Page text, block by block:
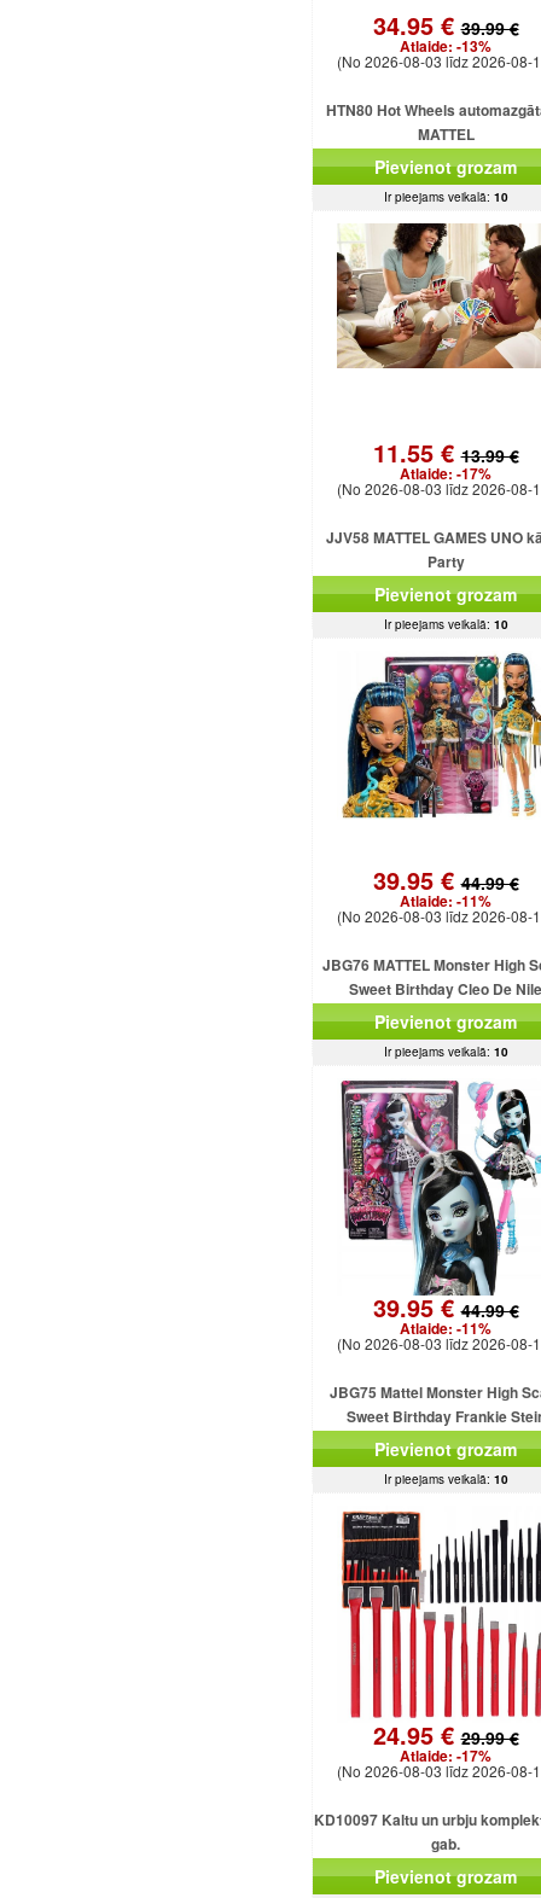
34.95 €39.99 €
Atlaide: -13%
(No 2026-08-03 līdz 2026-08-
HTN80 Hot Wheels
MATTEL
Pievienot grozam
Ir pieejams veikalā: 10
11.55 €13.99 €
Atlaide: -17%
(No 2026-08-03 līdz 2026-08-
JJV58 MATTEL GAMES UNO
Party
Pievienot grozam
Ir pieejams veikalā: 10
39.95 €44.99 €
Atlaide: -11%
(No 2026-08-03 līdz 2026-08-
JBG76 MATTEL Monster High
Sweet Birthday Cleo De Nile
Pievienot grozam
Ir pieejams veikalā: 10
39.95 €44.99 €
Atlaide: -11%
(No 2026-08-03 līdz 2026-08-
JBG75 Mattel Monster High
Sweet Birthday Frankie
Pievienot grozam
Ir pieejams veikalā: 10
24.95 €29.99 €
Atlaide: -17%
(No 2026-08-03 līdz 2026-08-
KD10097 Kaltu un urbju
gab.
Pievienot grozam